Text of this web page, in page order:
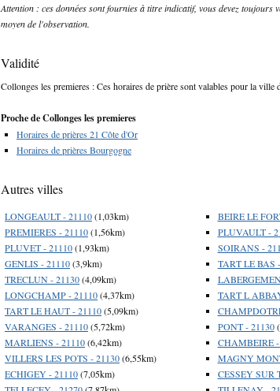
Attention : ces données sont fournies à titre indicatif, vous devez toujours
moyen de l'observation.
Validité
Collonges les premieres : Ces horaires de prière sont valables pour la ville
Proche de Collonges les premieres
Horaires de prières 21 Côte d'Or
Horaires de prières Bourgogne
Autres villes
LONGEAULT - 21110(1,03km)
PREMIERES - 21110(1,56km)
PLUVET - 21110(1,93km)
GENLIS - 21110(3,9km)
TRECLUN - 21130(4,09km)
LONGCHAMP - 21110(4,37km)
TART LE HAUT - 21110(5,09km)
VARANGES - 21110(5,72km)
MARLIENS - 21110(6,42km)
VILLERS LES POTS - 21130(6,55km)
ECHIGEY - 21110(7,05km)
BEIRE LE
PLUVAULT -
SOIRANS -
TART LE BAS
TART L
PONT - 21130
CHAMBEIRE -
MAGNY
CESSEY SUR